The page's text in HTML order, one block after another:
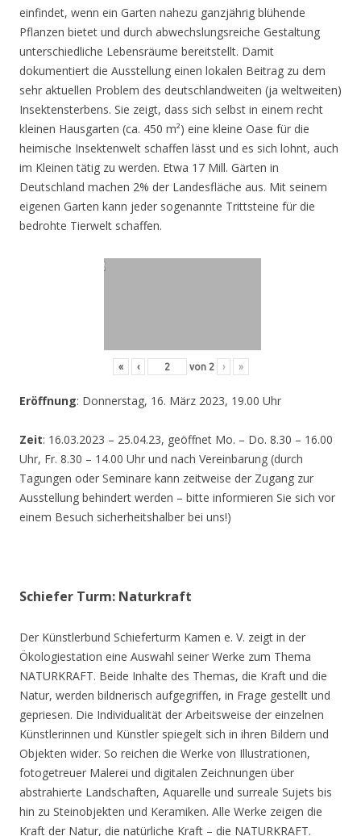
einfindet, wenn ein Garten nahezu ganzjährig blühende
Pflanzen bietet und durch abwechslungsreiche Gestaltung
unterschiedliche Lebensräume bereitstellt. Damit
dokumentiert die Ausstellung einen lokalen Beitrag zu dem
sehr aktuellen Problem des deutschlandweiten (ja weltweiten)
Insektensterbens. Sie zeigt, dass sich selbst in einem recht
kleinen Hausgarten (ca. 450 m²) eine kleine Oase für die
heimische Insektenwelt schaffen lässt und es sich lohnt, auch
im Kleinen tätig zu werden. Etwa 17 Mill. Gärten in
Deutschland machen 2% der Landesfläche aus. Mit seinem
eigenen Garten kann jeder sogenannte Trittsteine für die
bedrohte Tierwelt schaffen.
« ‹ von 2 › »
Eröffnung: Donnerstag, 16. März 2023, 19.00 Uhr
Zeit: 16.03.2023 – 25.04.23, geöffnet Mo. – Do. 8.30 – 16.00
Uhr, Fr. 8.30 – 14.00 Uhr und nach Vereinbarung (durch
Tagungen oder Seminare kann zeitweise der Zugang zur
Ausstellung behindert werden – bitte informieren Sie sich vor
einem Besuch sicherheitshalber bei uns!)
Schiefer Turm: Naturkraft
Der Künstlerbund Schieferturm Kamen e. V. zeigt in der
Ökologiestation eine Auswahl seiner Werke zum Thema
NATURKRAFT. Beide Inhalte des Themas, die Kraft und die
Natur, werden bildnerisch aufgegriffen, in Frage gestellt und
gepriesen. Die Individualität der Arbeitsweise der einzelnen
Künstlerinnen und Künstler spiegelt sich in ihren Bildern und
Objekten wider. So reichen die Werke von Illustrationen,
fotogetreuer Malerei und digitalen Zeichnungen über
abstrahierte Landschaften, Aquarelle und surreale Sujets bis
hin zu Steinobjekten und Keramiken. Alle Werke zeigen die
Kraft der Natur, die natürliche Kraft – die NATURKRAFT.